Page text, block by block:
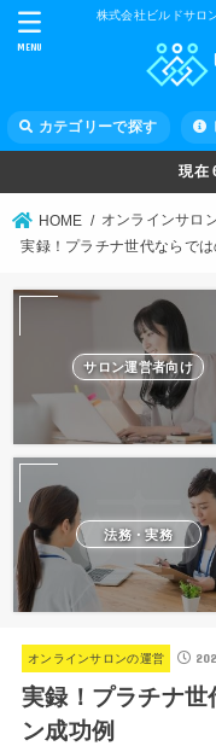
株式会社ビルドサロ
カテゴリーで探す
MENU
現在
HOME
オンラインサロ
実録！プラチナ世代ならで
サロン運営者向け
法務・実務
オンラインサロンの運営
実録！プラチナ世
ン成功例